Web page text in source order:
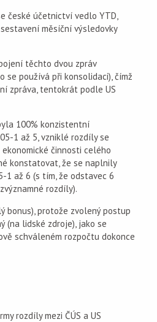
české účetnictví vedlo YTD,
měsíční výsledovky
těchto dvou zpráv
se používá při konsolidaci), čímž
zpráva, tentokrát podle US
100% konzistentní
1 až 5, vzniklé rozdíly se
činnosti celého
konstatovat, že se naplnily
1 až 6 (s tím, že odstavec 6
rozdíly).
bonus), protože zvolený postup
(na lidské zdroje), jako se
schváleném rozpočtu dokonce
rozdíly mezi ČÚS a US